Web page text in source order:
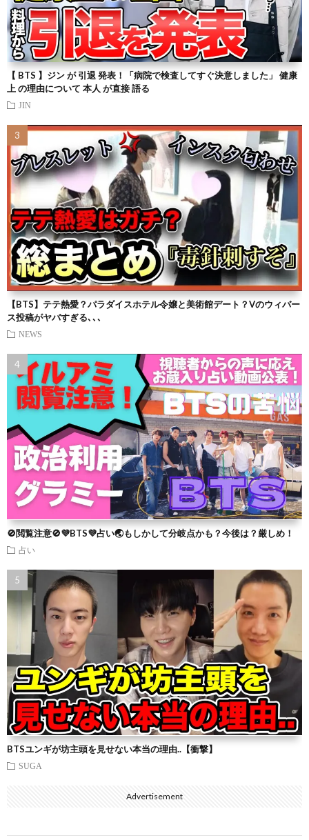
【 BTS 】ジン が 引退 発表！「病院で検査してすぐ決意しました」 健康
上 の理由について 本人 が直接 語る
JIN
【BTS】テテ熱愛？パラダイスホテル令嬢と美術館デート？Vのウィバー
ス投稿がヤバすぎる､､､
NEWS
🚫閲覧注意🚫💜BTS💜占い🌏もしかして分岐点かも？今後は？厳しめ！
占い
BTSユンギが坊主頭を見せない本当の理由..【衝撃】
SUGA
Advertisement